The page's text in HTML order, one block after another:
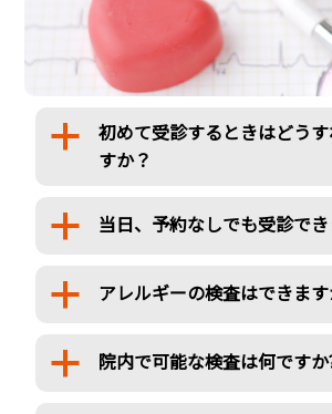
a
初めて受診するときはどう
すか？
a 当日、予約なしでも受診で
a アレルギーの検査はできます
a 院内で可能な検査は何ですか